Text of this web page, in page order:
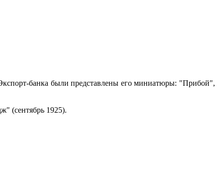
банка были представлены его миниатюры: "Прибой",
(сентябрь 1925).